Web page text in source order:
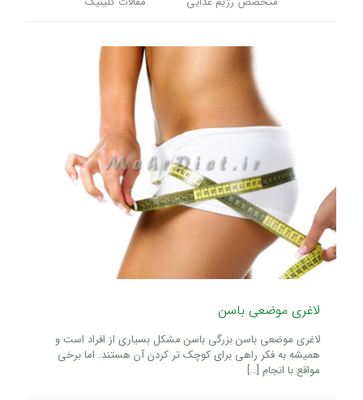
لاغری موضعی باسن
لاغری موضعی باسن بزرگی باسن مشکل بسیاری از افراد است و
همیشه به فکر راهی برای کوچک تر کردن آن هستند. اما برخی
مواقع با انجام […]